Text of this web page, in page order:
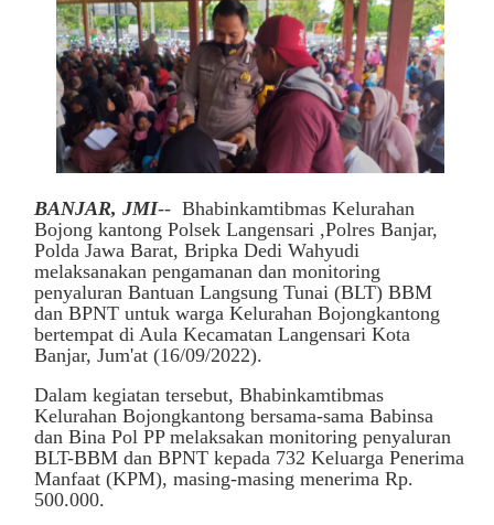
BANJAR, JMI-- Bhabinkamtibmas Kelurahan
Bojong kantong Polsek Langensari ,Polres Banjar,
Polda Jawa Barat, Bripka Dedi Wahyudi
melaksanakan pengamanan dan monitoring
penyaluran Bantuan Langsung Tunai (BLT) BBM
dan BPNT untuk warga Kelurahan Bojongkantong
bertempat di Aula Kecamatan Langensari Kota
Banjar, Jum'at (16/09/2022).
Dalam kegiatan tersebut, Bhabinkamtibmas
Kelurahan Bojongkantong bersama-sama Babinsa
dan Bina Pol PP melaksakan monitoring penyaluran
BLT-BBM dan BPNT kepada 732 Keluarga Penerima
Manfaat (KPM), masing-masing menerima Rp.
500.000.